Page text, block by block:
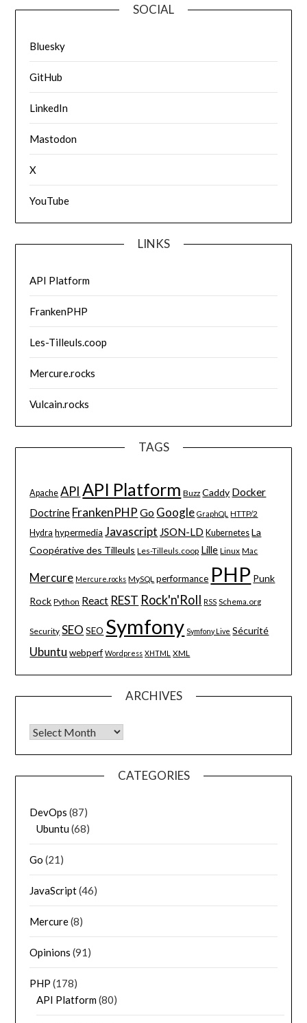
SOCIAL
Bluesky
GitHub
LinkedIn
Mastodon
X
YouTube
LINKS
API Platform
FrankenPHP
Les-Tilleuls.coop
Mercure.rocks
Vulcain.rocks
TAGS
Apache API API Platform Buzz Caddy Docker
Doctrine FrankenPHP Go Google GraphQL HTTP/2
Hydra hypermedia Javascript JSON-LD Kubernetes La
Coopérative des Tilleuls Les-Tilleuls.coop Lille Linux Mac
Mercure Mercure.rocks MySQL performance PHP Punk
Rock Python React REST Rock'n'Roll RSS Schema.org
Security SEO SEO Symfony Symfony Live Sécurité
Ubuntu webperf Wordpress XHTML XML
ARCHIVES
Archives
CATEGORIES
DevOps (87)
Ubuntu(68)
Go (21)
JavaScript(46)
Mercure(8)
Opinions (91)
PHP (178)
API Platform(80)